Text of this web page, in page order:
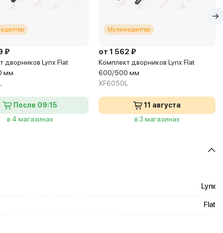
₽
дворников Lynx Flat
мм
После 09:15
в 4 магазинах
Мультиадаптер
от 1 562 ₽
Комплект дворников Lynx Flat
600/500 мм
XF6050L
11 августа
в 3 магазинах
Lynx
Flat